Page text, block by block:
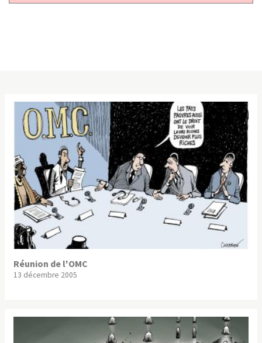
Réunion de l'OMC
13 décembre 2005